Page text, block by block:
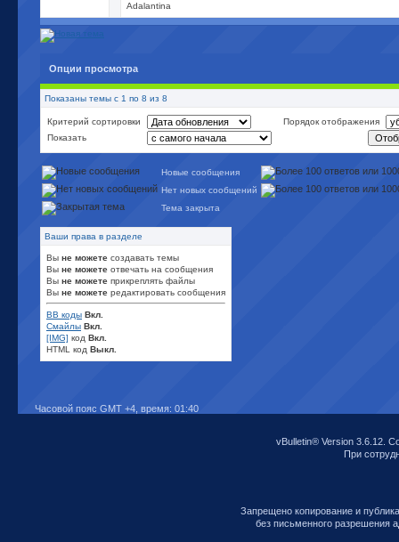
Adalantina
Опции просмотра
Показаны темы с 1 по 8 из 8
Критерий сортировки
Порядок отображения
Показать
Новые сообщения
Нет новых сообщений
Тема закрыта
Ваши права в разделе
Вы не можете создавать темы
Вы не можете отвечать на сообщения
Вы не можете прикреплять файлы
Вы не можете редактировать сообщения
BB коды Вкл.
Смайлы Вкл.
[IMG] код Вкл.
HTML код Выкл.
Часовой пояс GMT +4, время: 01:40
vBulletin® Version 3.6.12.
При
Запрещено копирование и
без письменного разрешения